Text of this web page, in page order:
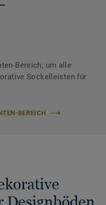
Bereich, um alle
Sockelleisten für
BEREICH